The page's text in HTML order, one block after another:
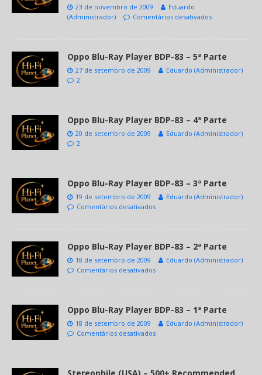
23 de novembro de 2009
Eduardo
(Administrador)
Comentários desativados
Oppo Blu-Ray Player BDP-83 – 5ª Parte
27 de setembro de 2009
Eduardo (Administrador)
2
Oppo Blu-Ray Player BDP-83 – 4ª Parte
20 de setembro de 2009
Eduardo (Administrador)
2
Oppo Blu-Ray Player BDP-83 – 3ª Parte
19 de setembro de 2009
Eduardo (Administrador)
Comentários desativados
Oppo Blu-Ray Player BDP-83 – 2ª Parte
18 de setembro de 2009
Eduardo (Administrador)
Comentários desativados
Oppo Blu-Ray Player BDP-83 – 1ª Parte
18 de setembro de 2009
Eduardo (Administrador)
Comentários desativados